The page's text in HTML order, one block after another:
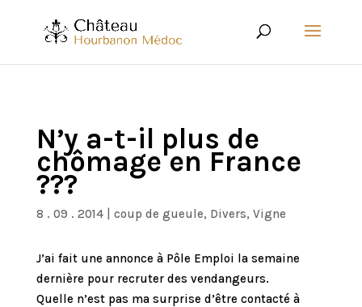
N’y a-t-il plus de
chômage en France
???
8 . 09 . 2014| coup de gueule, Divers, Vigne
J’ai fait une annonce à Pôle Emploi la semaine
dernière pour recruter des vendangeurs.
Quelle n’est pas ma surprise d’être contacté à